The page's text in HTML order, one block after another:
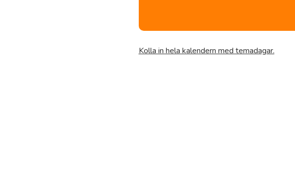
Kolla in hela kalendern med temadagar.